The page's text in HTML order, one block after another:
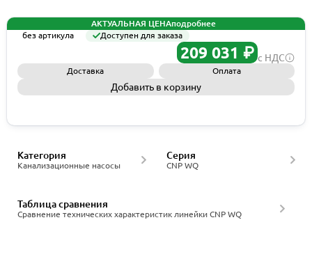
АКТУАЛЬНАЯ ЦЕНАподробнее
без артикула
Доступен для заказа
209 031 ₽ с НДС
Доставка Оплата
Добавить в корзину
Канализационные насосы
Категория
CNP WQ
Серия
Сравнение технических характеристик линейки CNP WQ
Таблица сравнения